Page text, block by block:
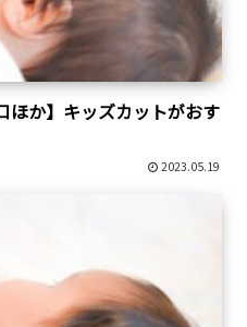
ほか】キッズカットがおす
2023.05.19